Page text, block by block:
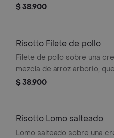
queso parmesano y
$ 38.900
Risotto Filete de pollo
Filete de pollo sobre una
mezcla de arroz arborio,
parmesano y champiñones
$ 38.900
Risotto Lomo salteado
Lomo salteado sobre una